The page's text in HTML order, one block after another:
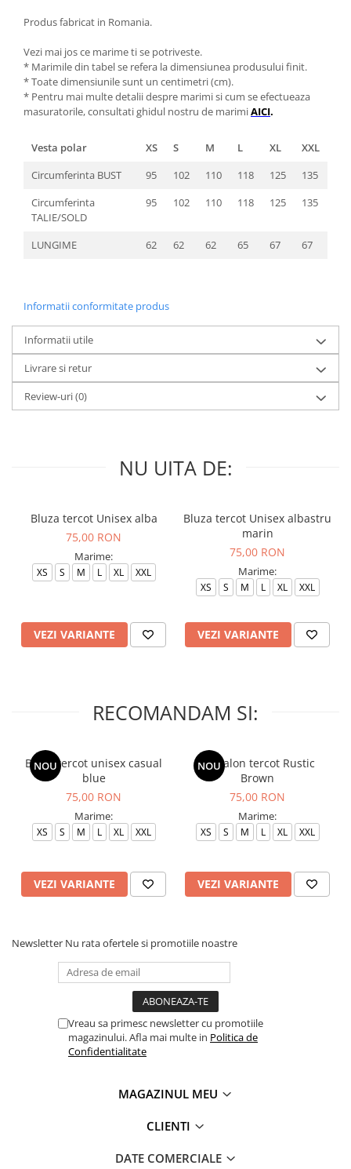
Produs fabricat in Romania.
Vezi mai jos ce marime ti se potriveste.
* Marimile din tabel se refera la dimensiunea produsului finit.
* Toate dimensiunile sunt un centimetri (cm).
* Pentru mai multe detalii despre marimi si cum se efectueaza
masuratorile, consultati ghidul nostru de marimiAICI.
Vesta polar XS S M L XL
XXL
Circumferinta BUST
95 102 110 118 125
135
Circumferinta
TALIE/SOLD
95 102 110 118 125 135
LUNGIME 62 62 62 65 67 67
Informatii conformitate produs
Informatii utile
Livrare si retur
Review-uri(0)
NU UITA DE:
Bluza tercot Unisex alba
75,00 RON
Marime:
XS S M L XL XXL
VEZI VARIANTE
Bluza tercot Unisex albastru
marin
75,00 RON
Marime:
XS S M L XL XXL
VEZI VARIANTE
RECOMANDAM SI:
NOU
Bluza tercot unisex casual
blue
75,00 RON
Marime:
XS S M L XL XXL
VEZI VARIANTE
NOU
Pantalon tercot Rustic
Brown
75,00 RON
Marime:
XS S M L XL XXL
VEZI VARIANTE
Newsletter Nu rata ofertele si promotiile noastre
Vreau sa primesc newsletter cu promotiile
magazinului. Afla mai multe in Politica de
Confidentialitate
MAGAZINUL MEU
CLIENTI
DATE COMERCIALE